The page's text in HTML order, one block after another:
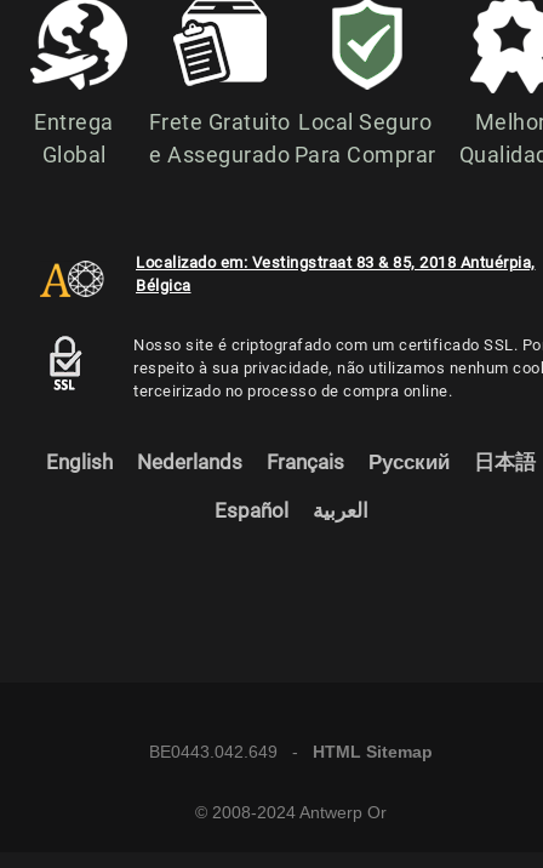
Entrega
Global
Frete Gratuito
e Assegurado
Local Seguro
Para Comprar
Localizado em: Vestingstraat 83 & 85, 2018 Antuérpia,
Bélgica
Nosso site é criptografado com um certificado SSL.
respeito à sua privacidade, não utilizamos nenhum
terceirizado no processo de compra online.
English Nederlands Français Русский 日本語
Español العربية
BE0443.042.649 - HTML Sitemap
© 2008-2024 Antwerp Or